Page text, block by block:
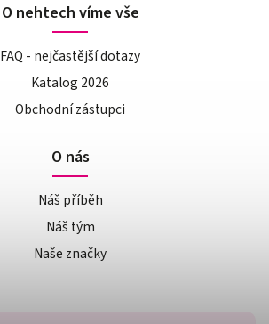
O nehtech víme vše
FAQ - nejčastější dotazy
Katalog 2026
Obchodní zástupci
O nás
Náš příběh
Náš tým
Naše značky